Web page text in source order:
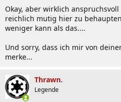
Okay, aber wirklich
reichlich mutig hier zu
weniger kann als das....
Und sorry, dass ich mir von
merke...
Thrawn.
Legende